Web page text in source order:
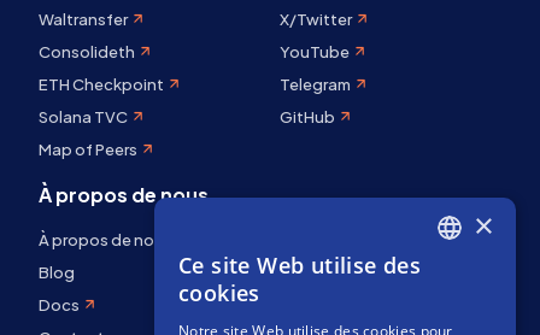
Waltransfer
Consolideth
ETH Checkpoint
Solana TVC
Map of Peers
X/Twitter
YouTube
Telegram
GitHub
À propos de nous
À propos de nous
Blog
Docs
×
Ce site Web utilise des
cookies
Notre site Web utilise des cookies pour